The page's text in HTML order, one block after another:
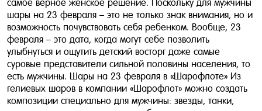
самое верное женское решение. Поскольку для мужчины
шары на 23 февраля – это не только знак внимания, но и
возможность почувствовать себя ребенком. Вообще, 23
февраля – это дата, когда могут себе позволить
улыбнуться и ощутить детский восторг даже самые
суровые представители сильной половины населения, то
есть мужчины. Шары на 23 февраля в «Шарофлоте» Из
гелиевых шаров в компании «Шарофлот» можно создать
композиции специально для мужчины: звезды, танки,